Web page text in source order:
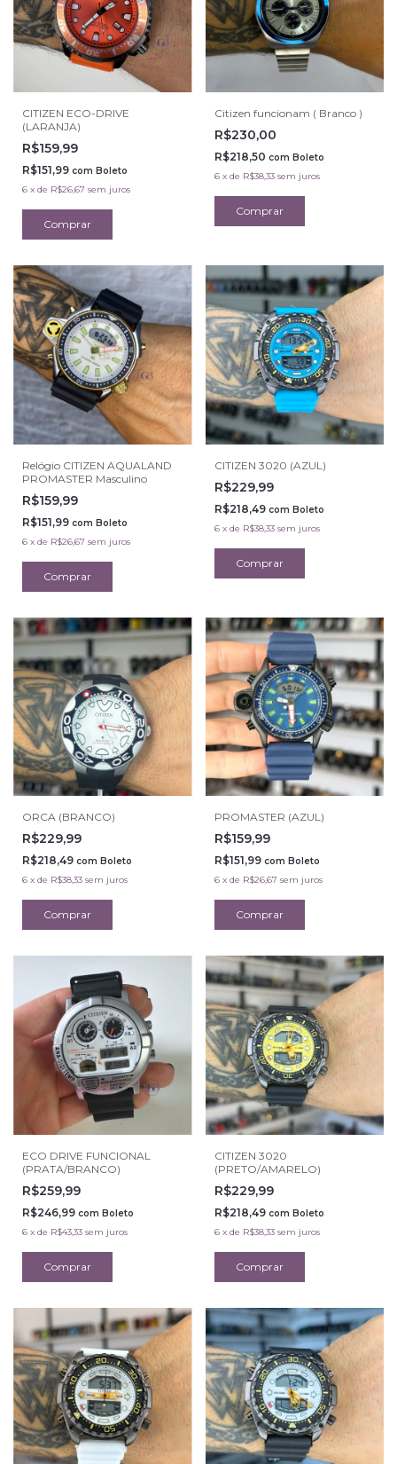
CITIZEN ECO-DRIVE
(LARANJA)
R$159,99
R$151,99 com Boleto
6 x de R$26,67 sem juros
Citizen funcionam ( Branco )
R$230,00
R$218,50 com Boleto
6 x de R$38,33 sem juros
Relógio CITIZEN AQUALAND
PROMASTER Masculino
R$159,99
R$151,99 com Boleto
6 x de R$26,67 sem juros
CITIZEN 3020 (AZUL)
R$229,99
R$218,49 com Boleto
6 x de R$38,33 sem juros
ORCA (BRANCO)
R$229,99
R$218,49 com Boleto
6 x de R$38,33 sem juros
PROMASTER (AZUL)
R$159,99
R$151,99 com Boleto
6 x de R$26,67 sem juros
ECO DRIVE FUNCIONAL
(PRATA/BRANCO)
R$259,99
R$246,99 com Boleto
6 x de R$43,33 sem juros
CITIZEN 3020
(PRETO/AMARELO)
R$229,99
R$218,49 com Boleto
6 x de R$38,33 sem juros